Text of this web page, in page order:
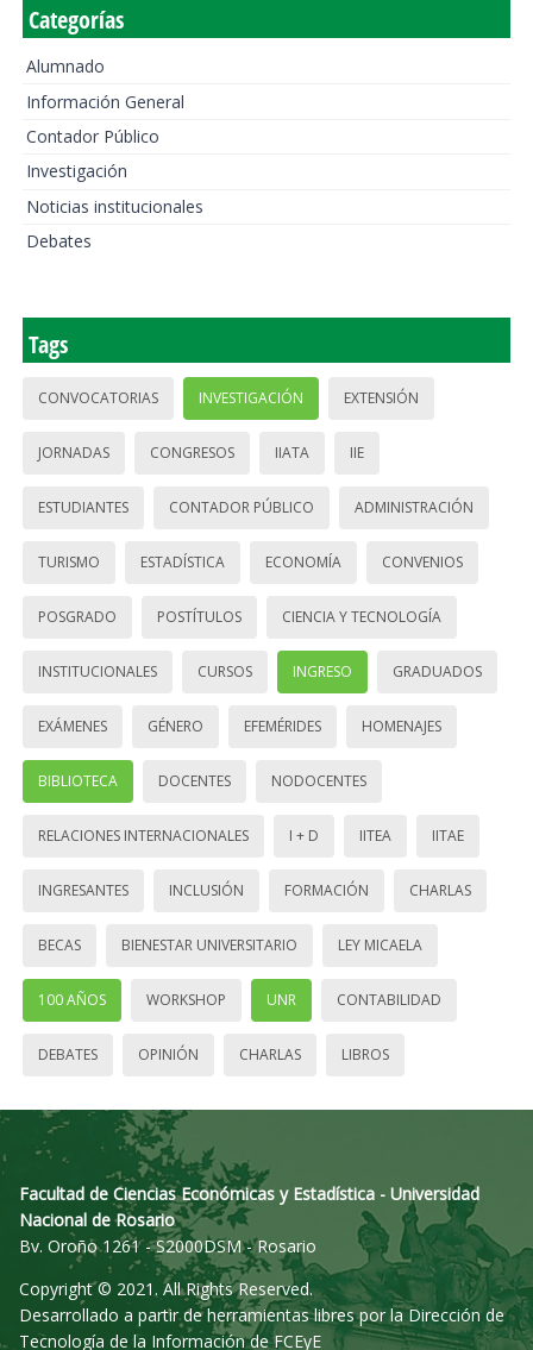
Categorías
Alumnado
Información General
Contador Público
Investigación
Noticias institucionales
Debates
Tags
CONVOCATORIAS INVESTIGACIÓN EXTENSIÓN
JORNADAS CONGRESOS IIATA IIE
ESTUDIANTES CONTADOR PÚBLICO ADMINISTRACIÓN
TURISMO ESTADÍSTICA ECONOMÍA CONVENIOS
POSGRADO POSTÍTULOS CIENCIA Y TECNOLOGÍA
INSTITUCIONALES CURSOS INGRESO GRADUADOS
EXÁMENES GÉNERO EFEMÉRIDES HOMENAJES
BIBLIOTECA DOCENTES NODOCENTES
RELACIONES INTERNACIONALES I + D IITEA IITAE
INGRESANTES INCLUSIÓN FORMACIÓN CHARLAS
BECAS BIENESTAR UNIVERSITARIO LEY MICAELA
100 AÑOS WORKSHOP UNR CONTABILIDAD
DEBATES OPINIÓN CHARLAS LIBROS
Facultad de Ciencias Económicas y Estadística - Universidad
Nacional de Rosario
Bv. Oroño 1261 - S2000DSM - Rosario
Copyright © 2021. All Rights Reserved.
Desarrollado a partir de herramientas libres por la Dirección de
Tecnología de la Información de FCEyE